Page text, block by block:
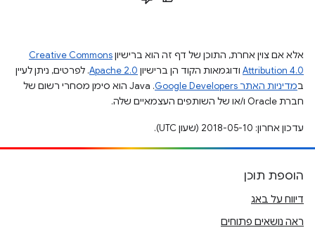
אלא אם צוין אחרת, התוכן של דף זה הוא ברישיוןCreative Commons
Attribution 4.0 ודוגמאות הקוד הן ברישיון Apache 2.0. לפרטים, ניתן לעיין
במדיניות האתר Google Developers‏
.‏ Java הוא סימן מסחרי רשום של
חברת Oracle ו/או של השותפים העצמאיים שלה.
עדכון אחרון: 2018-05-10 (שעון UTC).
הוספת תוכן
דיווח על באג
ראה נושאים פתוחים